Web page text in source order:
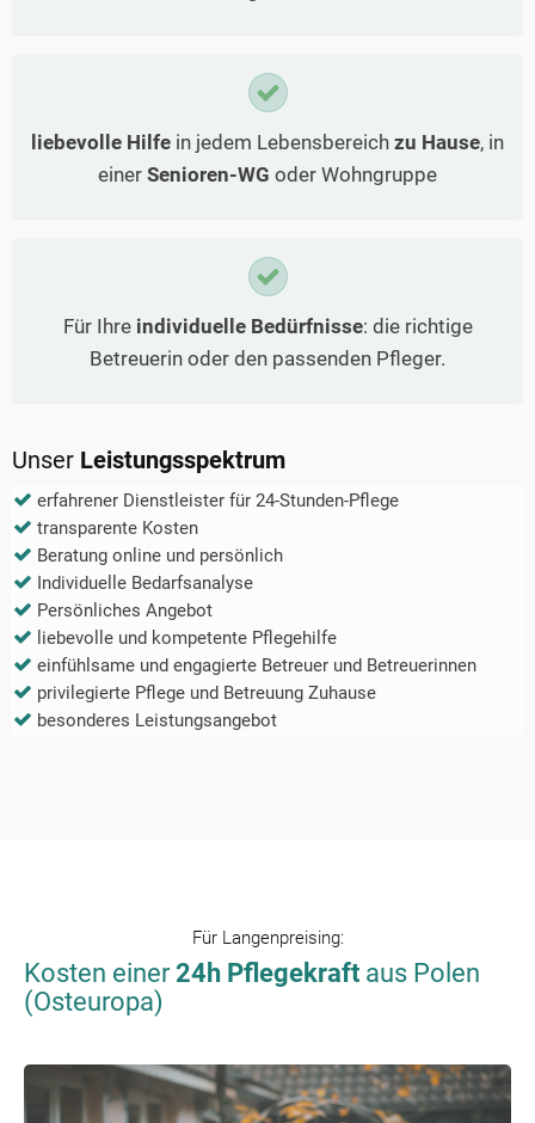
liebevolle Hilfe in jedem Lebensbereich zu Hause, in
einer Senioren-WG oder Wohngruppe
Für Ihre individuelle Bedürfnisse: die richtige
Betreuerin oder den passenden Pfleger.
Unser Leistungsspektrum
erfahrener Dienstleister für 24-Stunden-Pflege
transparente Kosten
Beratung online und persönlich
Individuelle Bedarfsanalyse
Persönliches Angebot
liebevolle und kompetente Pflegehilfe
einfühlsame und engagierte Betreuer und Betreuerinnen
privilegierte Pflege und Betreuung Zuhause
besonderes Leistungsangebot
Für Langenpreising:
Kosten einer24h Pflegekraft aus Polen
(Osteuropa)